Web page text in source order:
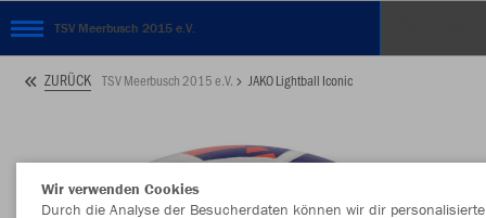
TSV Meerbusch 2015 e.V.
ZURÜCK TSV Meerbusch 2015 e.V. JAKO Lightball Iconic
Wir verwenden Cookies
Durch die Analyse der Besucherdaten können wir dir personalisierte